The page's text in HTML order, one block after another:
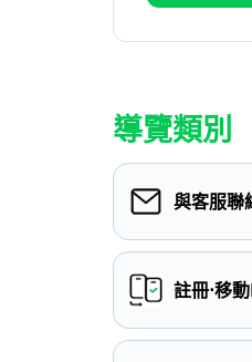
導覽類別
與客服聯
註冊⋅移